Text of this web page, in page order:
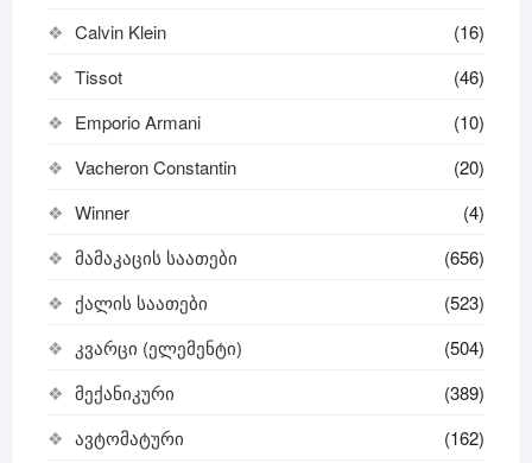
Calvin Klein
(16)
Tissot
(46)
Emporio Armani
(10)
Vacheron Constantin
(20)
Winner
(4)
მამაკაცის საათები
(656)
ქალის საათები
(523)
კვარცი (ელემენტი)
(504)
მექანიკური
(389)
ავტომატური
(162)